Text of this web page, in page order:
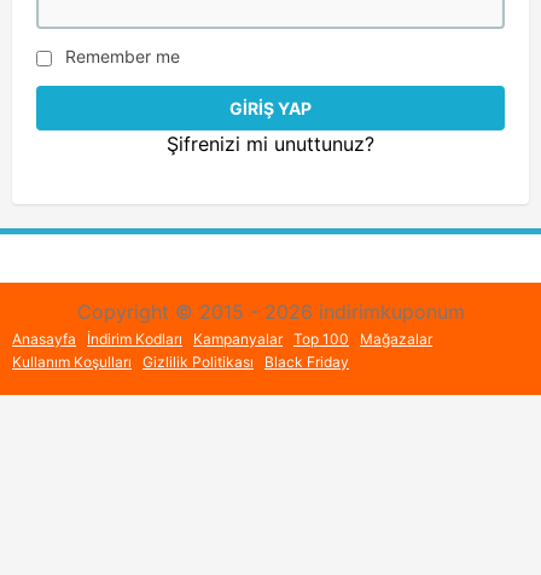
Remember me
Şifrenizi mi unuttunuz?
Copyright © 2015 - 2026 indirimkuponum
Anasayfa İndirim Kodları Kampanyalar Top 100
Mağazalar
Kullanım Koşulları
Gizlilik Politikası Black Friday